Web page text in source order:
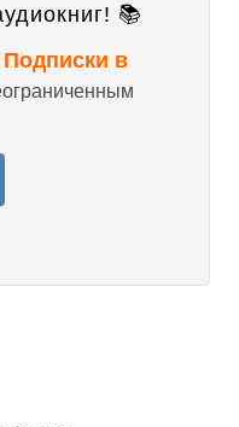
📚
в